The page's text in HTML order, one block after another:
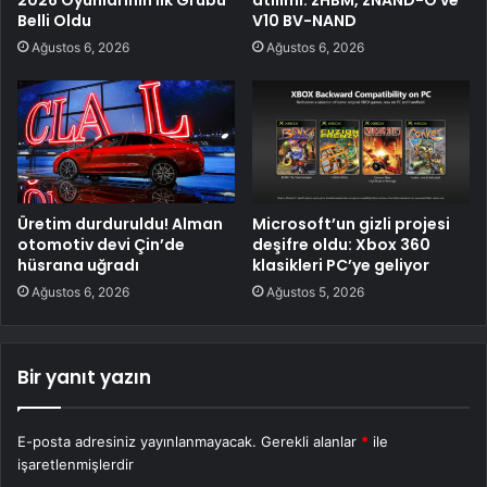
Belli Oldu
Ağustos 6, 2026
V10 BV-NAND
Ağustos 6, 2026
Üretim durduruldu! Alman
otomotiv devi Çin’de
hüsrana uğradı
Ağustos 6, 2026
Microsoft’un gizli projesi
deşifre oldu: Xbox 360
klasikleri PC’ye geliyor
Ağustos 5, 2026
Bir yanıt yazın
E-posta adresiniz yayınlanmayacak. Gerekli alanlar * ile
işaretlenmişlerdir